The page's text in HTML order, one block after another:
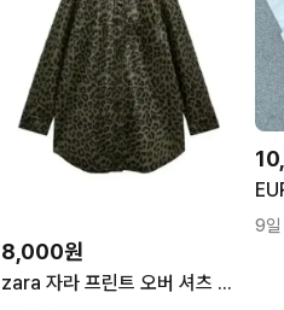
8,000원
zara 자라 프린트 오버 셔츠 - M
9일